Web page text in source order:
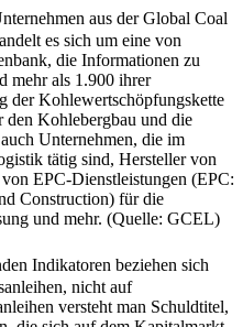
aus der Global Coal
es sich um eine von
die Informationen zu
mehr als 1.900 ihrer
der Kohlewertschöpfungskette
den Kohlebergbau und die
Unternehmen, die im
tätig sind, Hersteller von
EPC-Dienstleistungen (EPC:
Construction) für die
und mehr. (Quelle: GCEL)
Indikatoren beziehen sich
nicht auf
versteht man Schuldtitel,